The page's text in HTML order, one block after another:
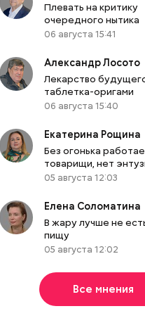
Плевать на критику
очередного нытика
06 августа 15:41
Александр Лосото
Лекарство
таблетка-оригами
06 августа 15:40
Екатерина Рощина
Без огонька
товарищи, нет
05 августа 12:03
Елена Соломатина
В жару лучше не
пищу
05 августа 12:02
Все мнения